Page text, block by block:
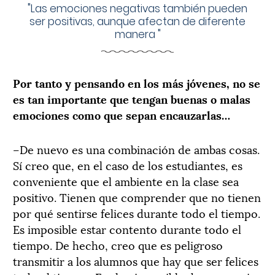
"Las emociones negativas también pueden
ser positivas, aunque afectan de diferente
manera "
Por tanto y pensando en los más jóvenes, no se
es tan importante que tengan buenas o malas
emociones como que sepan encauzarlas…
–De nuevo es una combinación de ambas cosas.
Sí creo que, en el caso de los estudiantes, es
conveniente que el ambiente en la clase sea
positivo. Tienen que comprender que no tienen
por qué sentirse felices durante todo el tiempo.
Es imposible estar contento durante todo el
tiempo. De hecho, creo que es peligroso
transmitir a los alumnos que hay que ser felices